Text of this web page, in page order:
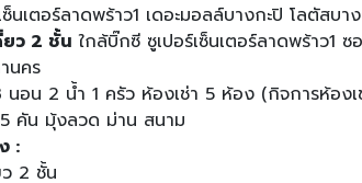
นเตอร์ลาดพร้าว1 เดอะมอลล์บางกะปิ โลตัสบ
ยว 2 ชั้น ใกล้บิ๊กซี ซูเปอร์เซ็นเตอร์ลาดพร้าว
นคร
อน 2 น้ำ 1 ครัว ห้องเช่า 5 ห้อง (กิจการห้องเ
คัน มุ้งลวด ม่าน สนาม
:
2 ชั้น